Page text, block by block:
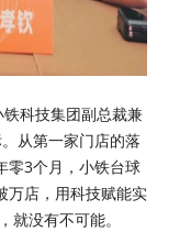
科技集团副总裁兼
从第一家门店的落
零3个月，小铁台球
万店，用科技赋能实
就没有不可能。